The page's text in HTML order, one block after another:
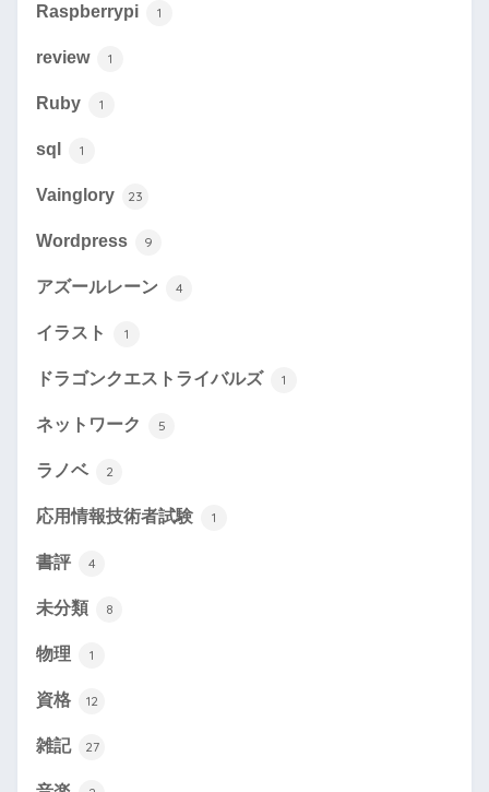
Raspberrypi 1
review 1
Ruby 1
sql 1
Vainglory 23
Wordpress 9
アズールレーン 4
イラスト 1
ドラゴンクエストライバルズ 1
ネットワーク 5
ラノベ 2
応用情報技術者試験 1
書評 4
未分類 8
物理 1
資格 12
雑記 27